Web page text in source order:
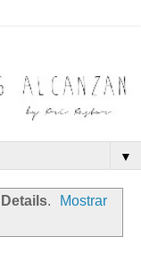
▼
Details.
Mostrar